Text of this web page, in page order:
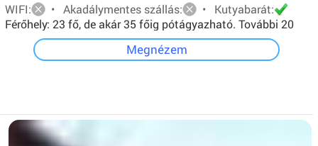
WIFI:
• Akadálymentes szállás:
• Kutyabarát:
Férőhely: 23 fő, de akár 35 főig pótágyazható. További 20
főt pedig sátorban tudunk elhelyezni.
Megnézem